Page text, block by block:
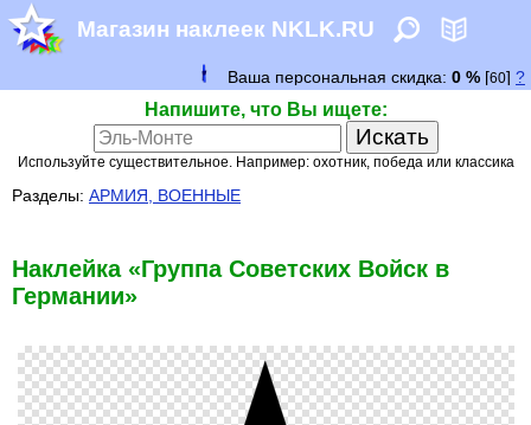
Магазин наклеек NKLK.RU
Напишите, что Вы ищете:
Используйте существительное. Например: охотник, победа или классика
Разделы: АРМИЯ, ВОЕННЫЕ
Наклейка «Группа Советских Войск в
Германии»